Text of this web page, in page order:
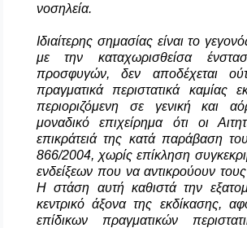
νοσηλεία.
Ιδιαίτερης σημασίας είναι το
με την καταχωρισθείσα
προσφυγών, δεν αποδέχεται
πραγματικά περιστατικά καμίας
περιοριζόμενη σε γενική και
μοναδικό επιχείρημα ότι οι
επικράτειά της κατά παράβαση
866/2004, χωρίς επίκληση
ενδείξεων που να αντικρούουν
Η στάση αυτή καθιστά την
κεντρικό άξονα της εκδίκασης,
επίδικων πραγματικών